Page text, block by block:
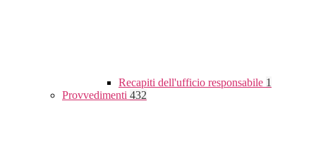
Recapiti dell'ufficio responsabile 1
Provvedimenti 432